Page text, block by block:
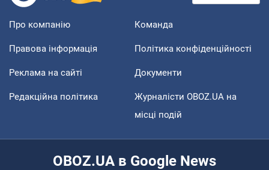
Про компанію Команда
Правова інформація Політика конфіденційності
Реклама на сайті Документи
Редакційна політика
Журналісти OBOZ.UA на
місці подій
OBOZ.UA в Google News